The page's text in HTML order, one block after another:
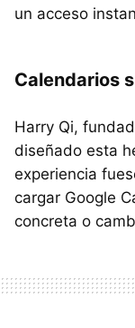
un acceso
Calendarios
Harry Qi,
diseñado esta
experiencia
cargar Google
concreta o